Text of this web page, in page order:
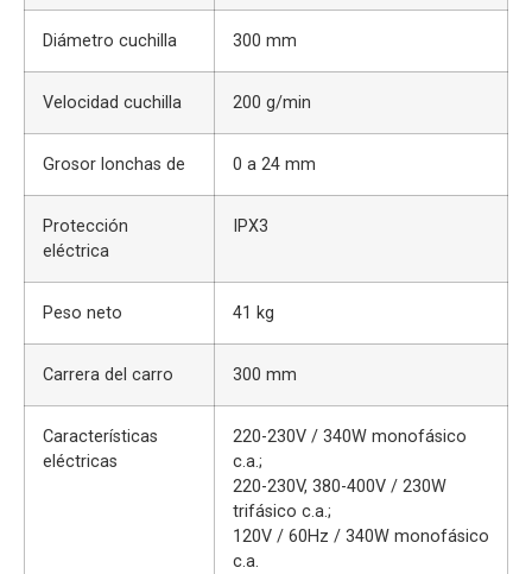
Diámetro cuchilla 300 mm
Velocidad cuchilla 200 g/min
Grosor lonchas de 0 a 24 mm
Protección
eléctrica
IPX3
Peso neto 41 kg
Carrera del carro 300 mm
Características
eléctricas
220-230V / 340W monofásico
c.a.;
220-230V, 380-400V / 230W
trifásico c.a.;
120V / 60Hz / 340W monofásico
c.a.